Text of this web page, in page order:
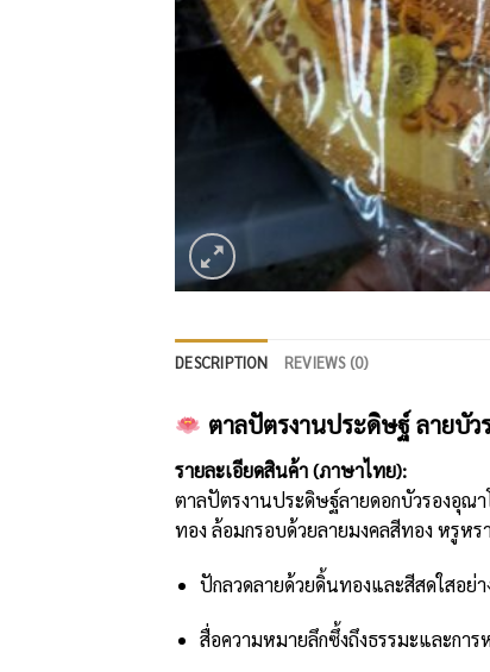
DESCRIPTION REVIEWS (0)
ตาลปัตรงานประดิษฐ์ ลายบัว
รายละเอียดสินค้า (ภาษาไทย):
ตาลปัตรงานประดิษฐ์ลายดอกบัวรองอุณ
ทอง ล้อมกรอบด้วยลายมงคลสีทอง หรูห
ปักลวดลายด้วยดิ้นทองและสีสดใสอย่
สื่อความหมายลึกซึ้งถึงธรรมะและกา